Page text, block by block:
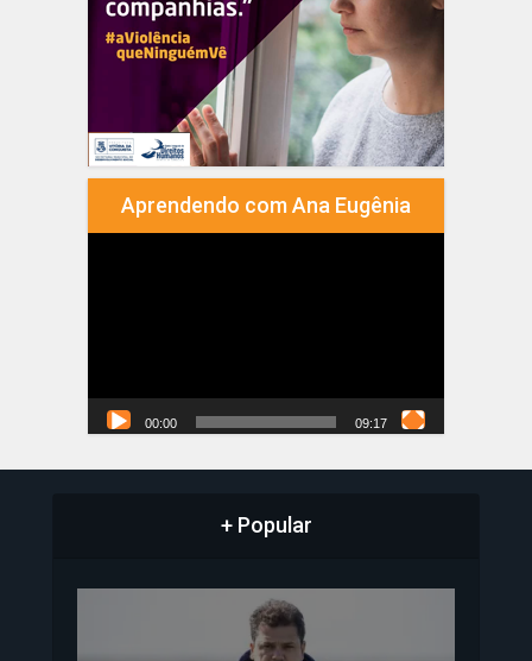
Aprendendo com Ana Eugênia
00:00 09:17
+ Popular